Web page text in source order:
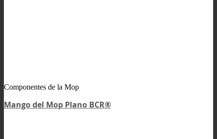
Componentes de la Mop
Mango del Mop Plano BCR®